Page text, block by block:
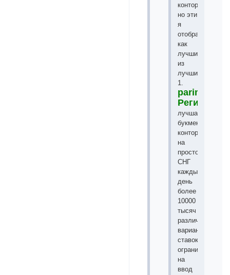
конторах
но эти
я
отобрал
как
лучшие
из
лучших!
1.
лучшая
букмекерская
контора
на
просторах
СНГ
каждый
день
более
10000
тысяч
различных
вариантов
ставок,
ограничений
на
ввод